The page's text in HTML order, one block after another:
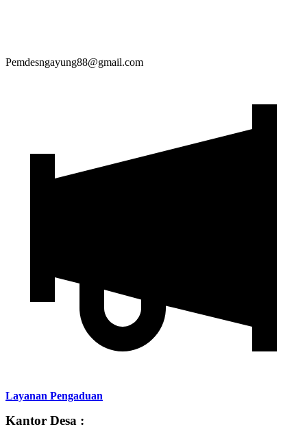
Pemdesngayung88@gmail.com
Layanan Pengaduan
Kantor Desa :